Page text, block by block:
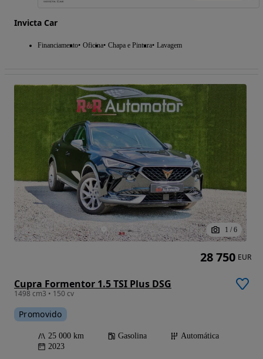
Invicta Car
Financiamento Oficina Chapa e Pintura Lavagem
1 / 6
Cupra Formentor 1.5 TSI Plus DSG
1498 cm3 • 150 cv
Promovido
25 000 km Gasolina
Automática
2023
28 750 EUR